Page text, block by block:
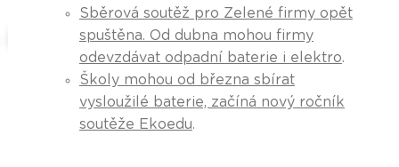
Sběrová soutěž pro Zelené firmy opět
spuštěna. Od dubna mohou firmy
odevzdávat odpadní baterie i elektro.
Školy mohou od března sbírat
vysloužilé baterie, začíná nový ročník
soutěže Ekoedu.